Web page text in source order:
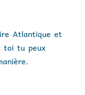
Atlantique et
toi tu peux